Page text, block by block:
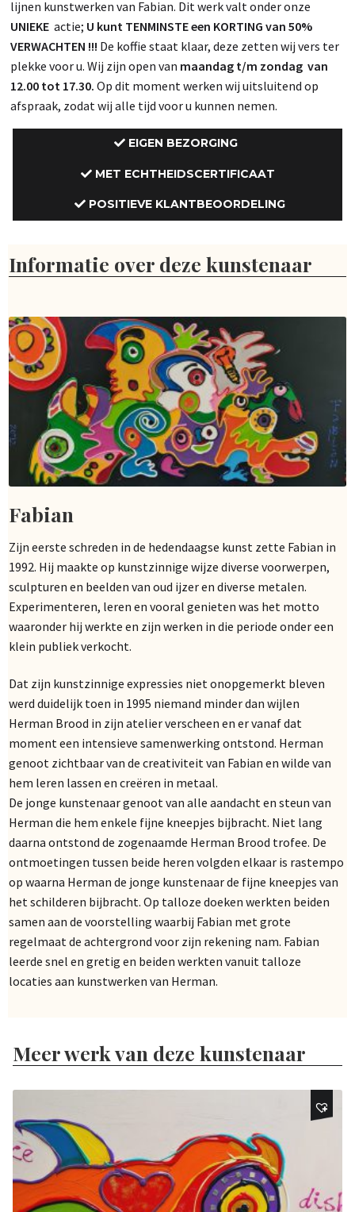
lijnen kunstwerken van Fabian. Dit werk valt onder onze
UNIEKEactie; U kunt TENMINSTE een KORTING van 50%
VERWACHTEN !!! De koffie staat klaar, deze zetten wij vers ter
plekke voor u. Wij zijn open van maandag t/m zondag van
12.00 tot 17.30. Op dit moment werken wij uitsluitend op
afspraak, zodat wij alle tijd voor u kunnen nemen.
EIGEN BEZORGING
MET ECHTHEIDSCERTIFICAAT
POSITIEVE KLANTBEOORDELING
Informatie over deze kunstenaar
Fabian
Zijn eerste schreden in de hedendaagse kunst zette Fabian in
1992. Hij maakte op kunstzinnige wijze diverse voorwerpen,
sculpturen en beelden van oud ijzer en diverse metalen.
Experimenteren, leren en vooral genieten was het motto
waaronder hij werkte en zijn werken in die periode onder een
klein publiek verkocht.
Dat zijn kunstzinnige expressies niet onopgemerkt bleven
werd duidelijk toen in 1995 niemand minder dan wijlen
Herman Brood in zijn atelier verscheen en er vanaf dat
moment een intensieve samenwerking ontstond. Herman
genoot zichtbaar van de creativiteit van Fabian en wilde van
hem leren lassen en creëren in metaal.
De jonge kunstenaar genoot van alle aandacht en steun van
Herman die hem enkele fijne kneepjes bijbracht. Niet lang
daarna ontstond de zogenaamde Herman Brood trofee. De
ontmoetingen tussen beide heren volgden elkaar is rastempo
op waarna Herman de jonge kunstenaar de fijne kneepjes van
het schilderen bijbracht. Op talloze doeken werkten beiden
samen aan de voorstelling waarbij Fabian met grote
regelmaat de achtergrond voor zijn rekening nam. Fabian
leerde snel en gretig en beiden werkten vanuit talloze
locaties aan kunstwerken van Herman.
Meer werk van deze kunstenaar